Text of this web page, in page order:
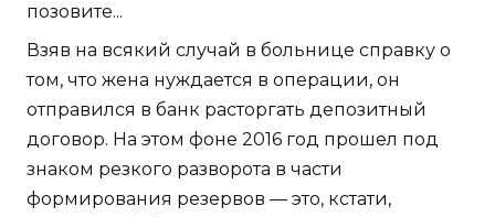
позовите...
Взяв на всякий случай в больнице справку о
том, что жена нуждается в операции, он
отправился в банк расторгать депозитный
договор. На этом фоне 2016 год прошел под
знаком резкого разворота в части
формирования резервов — это, кстати,